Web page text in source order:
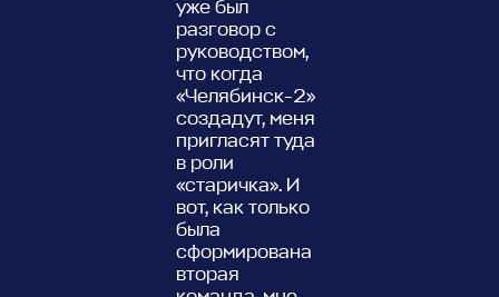
уже был
разговор с
руководством,
что когда
«Челябинск-2»
создадут, меня
пригласят туда
в роли
«старичка». И
вот, как только
была
сформирована
вторая